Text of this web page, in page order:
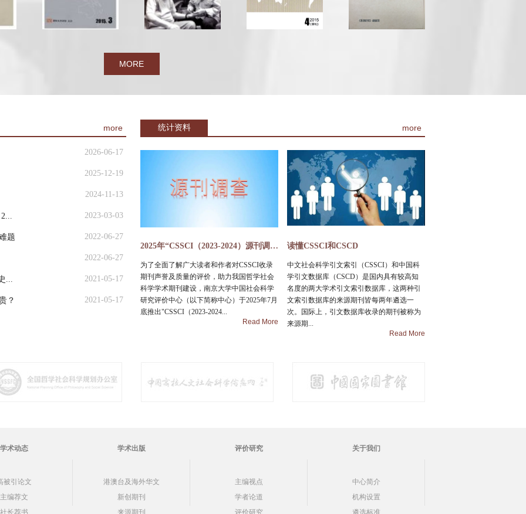
MORE
more
2026-06-17
2025-12-19
2024-11-13
2023-03-03
题 2022-06-27
2022-06-27
... 2021-05-17
？ 2021-05-17
统计资料 more
2025年“CSSCI（2023-2024）源刊调查”统计报告
为了全面了解广大读者和作者对CSSCI收录
期刊声誉及质量的评价，助力我国哲学社会
科学学术期刊建设，南京大学中国社会科学
研究评价中心（以下简称中心）于2025年7月
底推出"CSSCI（2023-2024...
Read More
读懂CSSCI和CSCD
中文社会科学引文索引（CSSCI）和中国科
学引文数据库（CSCD）是国内具有较高知
名度的两大学术引文索引数据库，这两种引
文索引数据库的来源期刊皆每两年遴选一
次。国际上，引文数据库收录的期刊被称为
来源期...
Read More